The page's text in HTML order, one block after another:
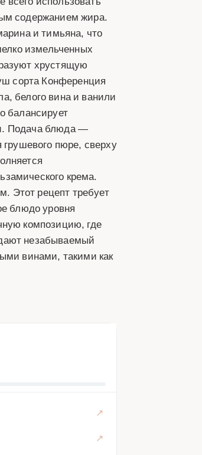
содержанием жира.
и тимьяна, что
измельченных
хрустящую
сорта Конференция
белого вина и ванили
балансирует
Подача блюда —
грушевого пюре, сверху
крема.
Этот рецепт требует
блюдо уровня
композицию, где
незабываемый
винами, такими как